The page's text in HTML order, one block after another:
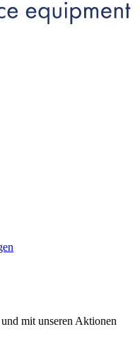
mit unseren Aktionen